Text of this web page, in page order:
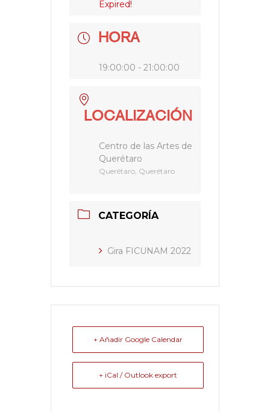
Expired!
HORA
19:00:00 - 21:00:00
LOCALIZACIÓN
Centro de las Artes de
Querétaro
Querétaro, Querétaro
CATEGORÍA
Gira FICUNAM 2022
+ Añadir Google Calendar
+ iCal / Outlook export